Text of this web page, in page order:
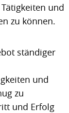
und
zu können.
ständiger
und
zu
und Erfolg